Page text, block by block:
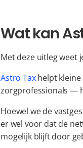
Wat kan
Met deze uitleg weet
Astro Tax helpt kleine
zorgprofessionals —
Hoewel we de
er wel voor dat de
mogelijk blijft door